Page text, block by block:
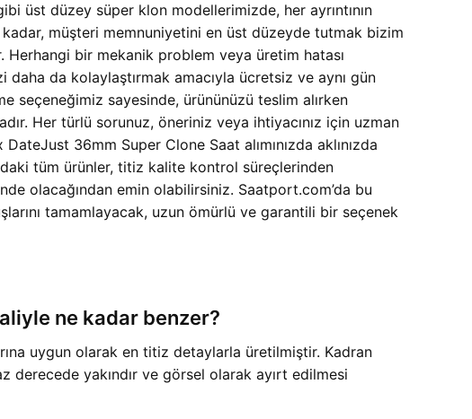
üst düzey süper klon modellerimizde, her ayrıntının
kadar, müşteri memnuniyetini en üst düzeyde tutmak bizim
bir mekanik problem veya üretim hatası
da kolaylaştırmak amacıyla ücretsiz ve aynı gün
seçeneğimiz sayesinde, ürününüzü teslim alırken
Her türlü sorunuz, öneriniz veya ihtiyacınız için uzman
36mm Super Clone Saat alımınızda aklınızda
tüm ürünler, titiz kalite kontrol süreçlerinden
olacağından emin olabilirsiniz. Saatport.com’da bu
tamamlayacak, uzun ömürlü ve garantili bir seçenek
ne kadar benzer?
uygun olarak en titiz detaylarla üretilmiştir. Kadran
derecede yakındır ve görsel olarak ayırt edilmesi